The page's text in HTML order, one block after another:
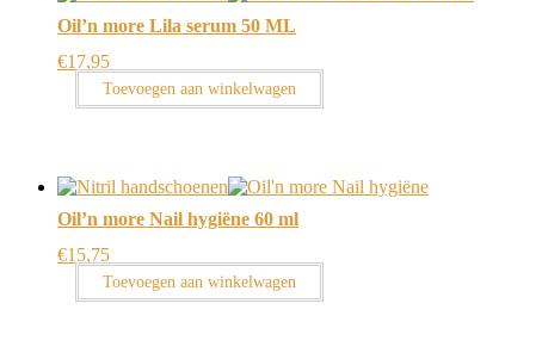
Oil’n more Lila serum 50 ML
€17,95
Toevoegen aan winkelwagen
Oil’n more Nail hygiëne 60 ml
€15,75
Toevoegen aan winkelwagen